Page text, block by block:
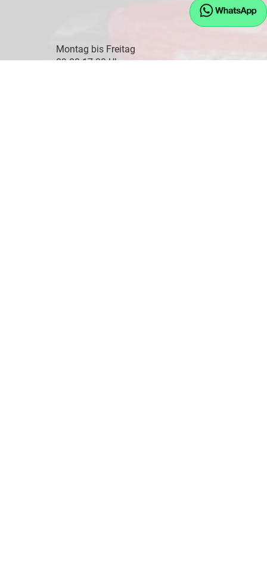
Montag bis Freitag
09:00-17:30 Uhr